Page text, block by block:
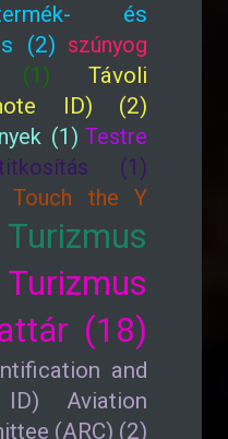
és
(2) szúnyog
(1)
Távoli
ID) (2)
(1) Testre
(1)
Touch the Y
Turizmus
Turizmus
(18)
and
Aviation
(ARC) (2)